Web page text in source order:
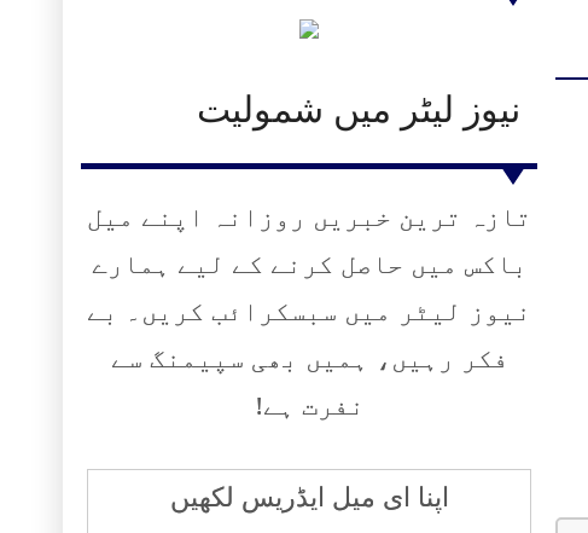
نیوز لیٹر میں شمولیت
تازہ ترین خبریں روزانہ اپنے میل
باکس میں حاصل کرنے کے لیے ہمارے
نیوز لیٹر میں سبسکرائب کریں۔ بے
فکر رہیں، ہمیں بھی سپیمنگ سے
نفرت ہے!
اپنا ای میل ایڈریس لکھیں